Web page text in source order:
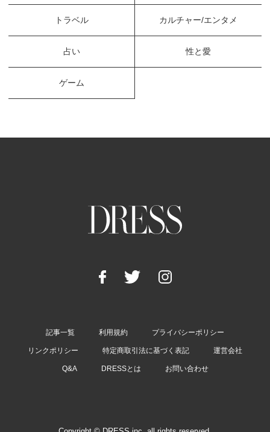
トラベル カルチャー/エンタメ
占い 性と愛
ゲーム
記事一覧 利用規約 プライバシーポリシー
リンクポリシー 特定商取引法に基づく表記 運営会社
Q&A DRESSとは お問い合わせ